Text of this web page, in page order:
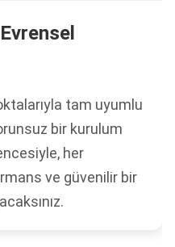
tam uyumlu
bir kurulum
her
ve güvenilir bir